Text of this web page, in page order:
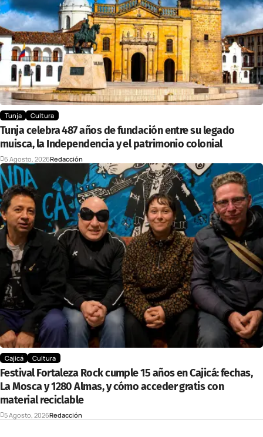
Tunja Cultura
Tunja celebra 487 años de fundación entre su legado
muisca, la Independencia y el patrimonio colonial
6 Agosto, 2026Redacción
Cajicá Cultura
Festival Fortaleza Rock cumple 15 años en Cajicá: fechas,
La Mosca y 1280 Almas, y cómo acceder gratis con
material reciclable
5 Agosto, 2026Redacción